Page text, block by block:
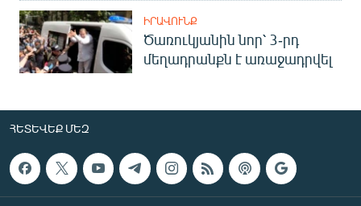
ԻՐԱՎՈՒՆՔ
Ծառուկյանին նոր՝ 3-րդ
մեղադրանքն է առաջադրվել
ՀԵՏԵՎԵՔ ՄԵԶ